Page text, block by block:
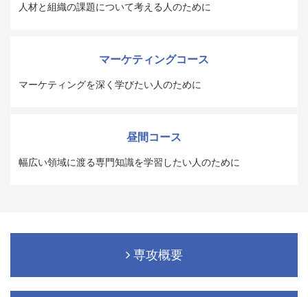
人材と組織の課題について考える人のために
マーケティングコース
マーケティングを深く学びたい人のために
昼間コース
幅広い領域に渡る専門知識を学習したい人のために
専攻概要